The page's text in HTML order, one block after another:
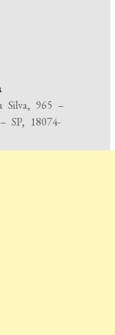
Silva, 965 –
SP, 18074-